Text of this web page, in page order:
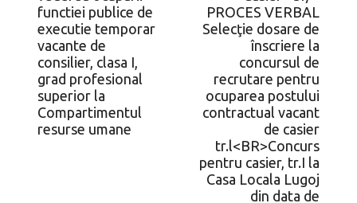
functiei publice de
executie temporar
vacante de
consilier, clasa I,
grad profesional
superior la
Compartimentul
resurse umane
PROCES VERBAL
Selecţie dosare de
înscriere la
concursul de
recrutare pentru
ocuparea postului
contractual vacant
de casier
tr.l<BR>Concurs
pentru casier, tr.I la
Casa Locala Lugoj
din data de